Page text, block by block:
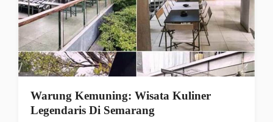
Warung Kemuning: Wisata Kuliner
Legendaris Di Semarang